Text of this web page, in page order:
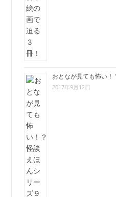
おとなが見ても怖い
2017年9月12日